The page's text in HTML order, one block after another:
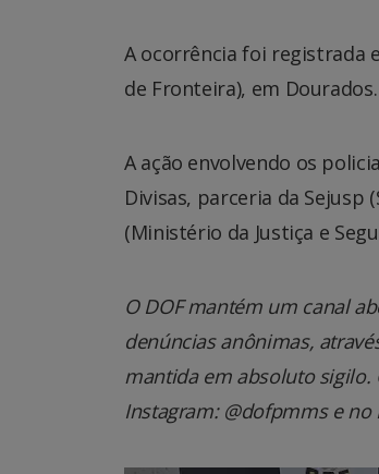
A ocorrência foi registrada
de Fronteira), em
A ação envolvendo os
Divisas, parceria da Sejusp
(Ministério da Justiça e
O DOF mantém um canal
denúncias anônimas,
mantida em absoluto sigilo.
Instagram: @dofpmms e no